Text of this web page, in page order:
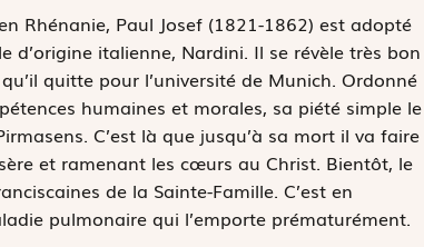
Rhénanie, Paul Josef (1821-1862) est adopté
italienne, Nardini. Il se révèle très bon
quitte pour l’université de Munich. Ordonné
humaines et morales, sa piété simple le
C’est là que jusqu’à sa mort il va faire
et ramenant les cœurs au Christ. Bientôt, le
de la Sainte-Famille. C’est en
pulmonaire qui l’emporte prématurément.